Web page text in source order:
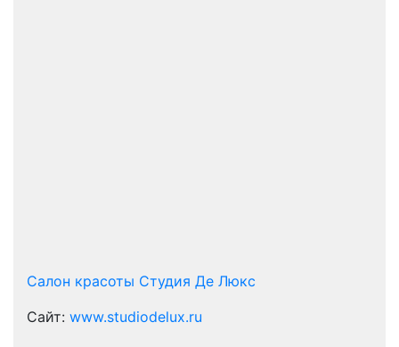
Салон красоты Студия Де Люкс
Сайт: www.studiodelux.ru